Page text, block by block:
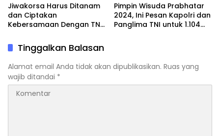
Jiwakorsa Harus Ditanam
dan Ciptakan
Kebersamaan Dengan TNI,
Tarik Kerja Bakti Bersih-
bersih Desa
Pimpin Wisuda Prabhatar
2024, Ini Pesan Kapolri dan
Panglima TNI untuk 1.104
Tinggalkan Balasan
Alamat email Anda tidak akan dipublikasikan. Ruas yang
wajib ditandai *